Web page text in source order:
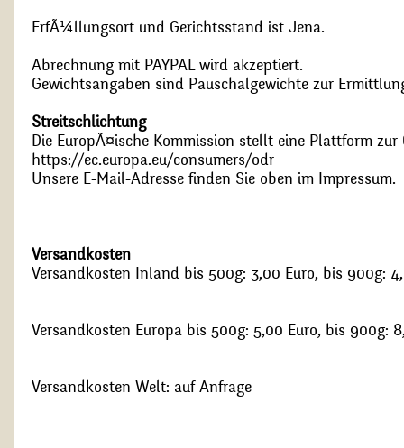
ErfÃ¼llungsort und Gerichtsstand ist Jena.
Abrechnung mit PAYPAL wird akzeptiert.
Gewichtsangaben sind Pauschalgewichte zur
Streitschlichtung
Die EuropÃ¤ische Kommission stellt eine Plattform
https://ec.europa.eu/consumers/odr
Unsere E-Mail-Adresse finden Sie oben im Impressum.
Versandkosten
Versandkosten Inland bis 500g: 3,00 Euro, bis 900g:
Versandkosten Europa bis 500g: 5,00 Euro, bis 900g:
Versandkosten Welt: auf Anfrage